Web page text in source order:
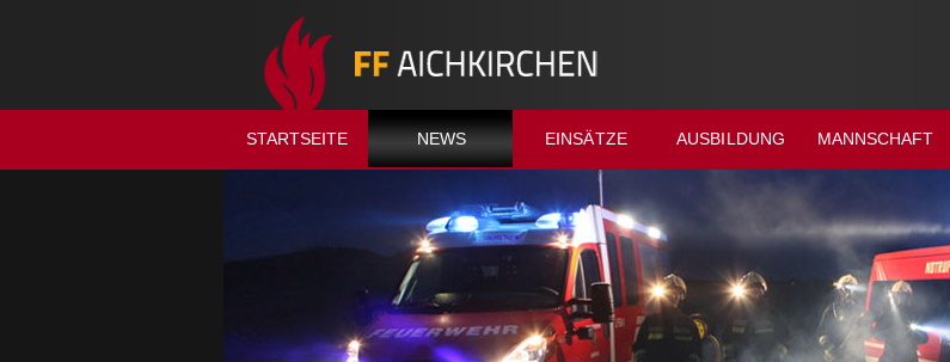
STARTSEITE NEWS EINSÄTZE AUSBILDUNG MANNSCHAFT